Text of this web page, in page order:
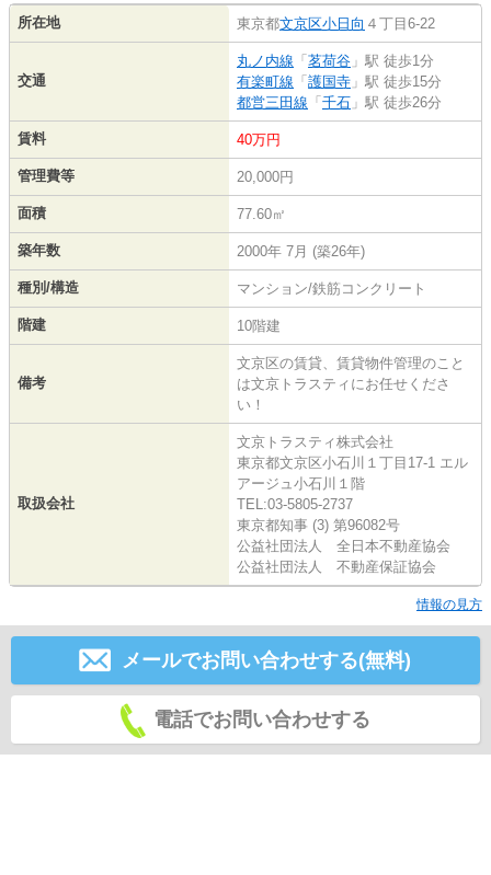
所在地 東京都文京区小日向 ４丁目6-22
交通
丸ノ内線 「 茗荷谷 」駅 徒歩1分
有楽町線 「 護国寺 」駅 徒歩15分
都営三田線 「 千石 」駅 徒歩26分
賃料 40万円
管理費等 20,000円
面積 77.60㎡
築年数 2000年 7月 (築26年)
種別/構造 マンション/鉄筋コンクリート
階建 10階建
備考
文京区の賃貸、賃貸物件管理のこと
は文京トラスティにお任せくださ
い！
取扱会社
文京トラスティ株式会社
東京都文京区小石川１丁目17-1 エル
アージュ小石川１階
TEL:03-5805-2737
東京都知事 (3) 第96082号
公益社団法人 全日本不動産協会
公益社団法人 不動産保証協会
情報の見方
メールでお問い合わせする(無料)
電話でお問い合わせする